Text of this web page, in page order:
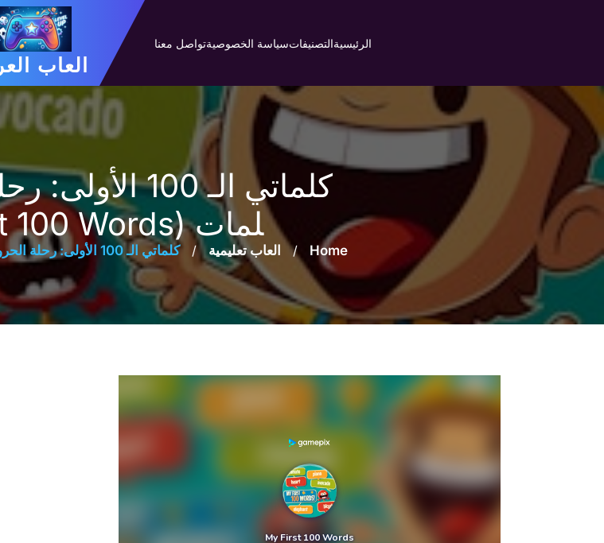
الرئيسيةالتصنيفاتسياسة الخصوصيةتواصل معنا
العاب
كلماتي الـ 100
لمات (My First 100 Words)
Home
/ العاب تعليمية / كلماتي الـ 100 الأولى: رحلة الحروف والكلمات (My First 100 Words)